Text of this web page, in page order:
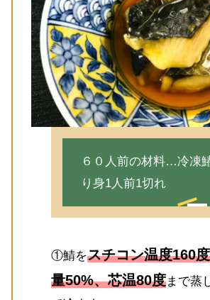
６０人前の材料…冷凍
り身1人前1切れ
①鯖をスチコン温度160
量50%、芯温80度まで蒸